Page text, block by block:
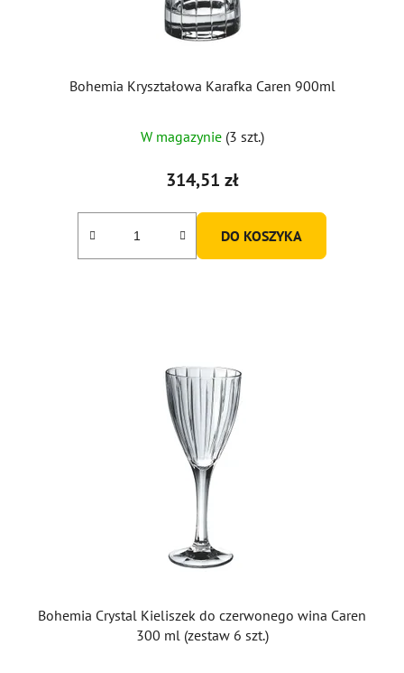
Bohemia Kryształowa Karafka Caren 900ml
W magazynie (3 szt.)
314,51 zł
DO KOSZYKA
Bohemia Crystal Kieliszek do czerwonego wina Caren
300 ml (zestaw 6 szt.)